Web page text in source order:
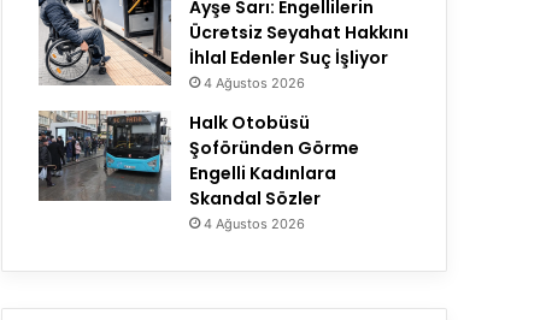
Ayşe Sarı: Engellilerin
Ücretsiz Seyahat Hakkını
İhlal Edenler Suç İşliyor
4 Ağustos 2026
Halk Otobüsü
Şoföründen Görme
Engelli Kadınlara
Skandal Sözler
4 Ağustos 2026